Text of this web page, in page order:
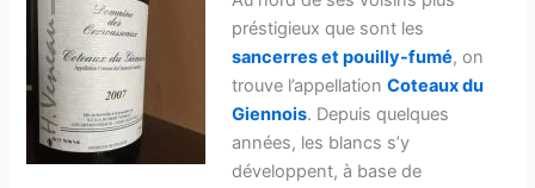
préstigieux que sont les
sancerres et pouilly-fumé, on
trouve l’appellationCoteaux du
Giennois. Depuis quelques
années, les blancs s’y
développent, à base de